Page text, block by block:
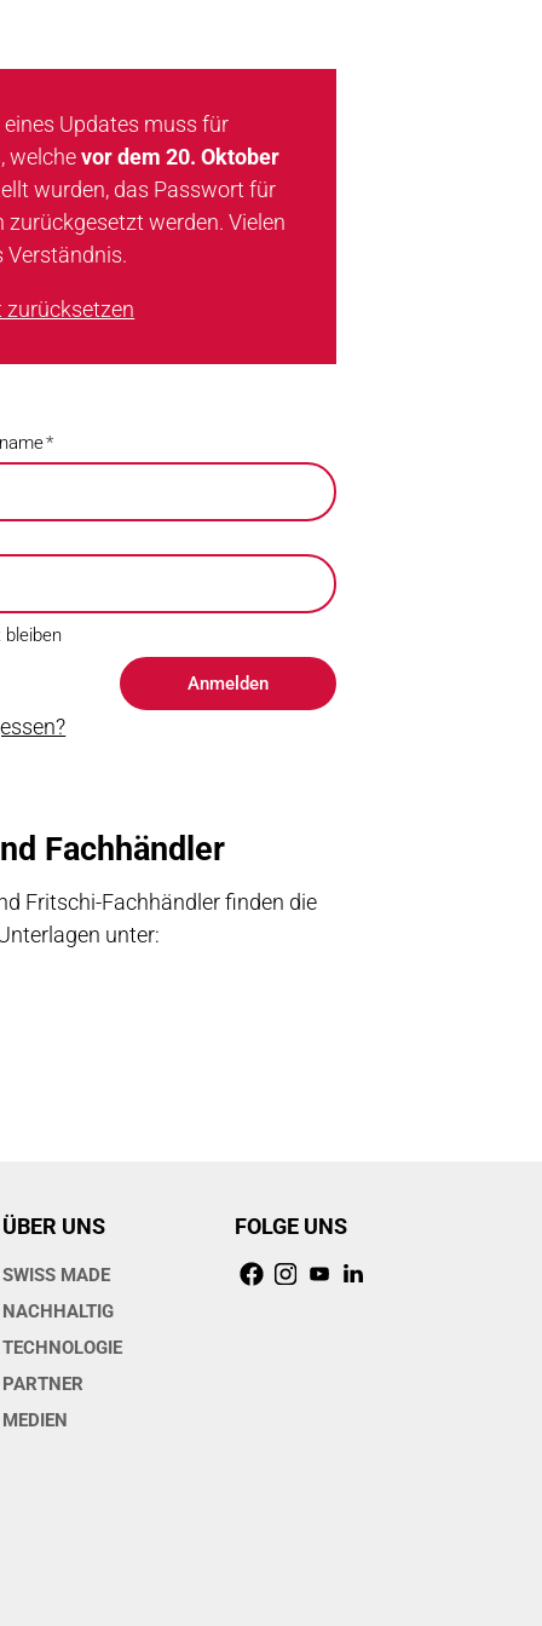
Updates muss für
welchevor dem 20. Oktober
wurden, das Passwort für
zurückgesetzt werden. Vielen
Verständnis.
zurücksetzen
*
bleiben
Anmelden
Fach­händler
Fritschi-Fachhändler finden die
unter:
ÜBER UNS
SWISS MADE
NACHHALTIG
TECHNOLOGIE
PARTNER
MEDIEN
FOLGE UNS